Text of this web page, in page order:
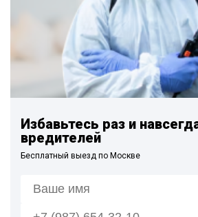
Избавьтесь раз и
вредителей
Бесплатный выезд по Москве